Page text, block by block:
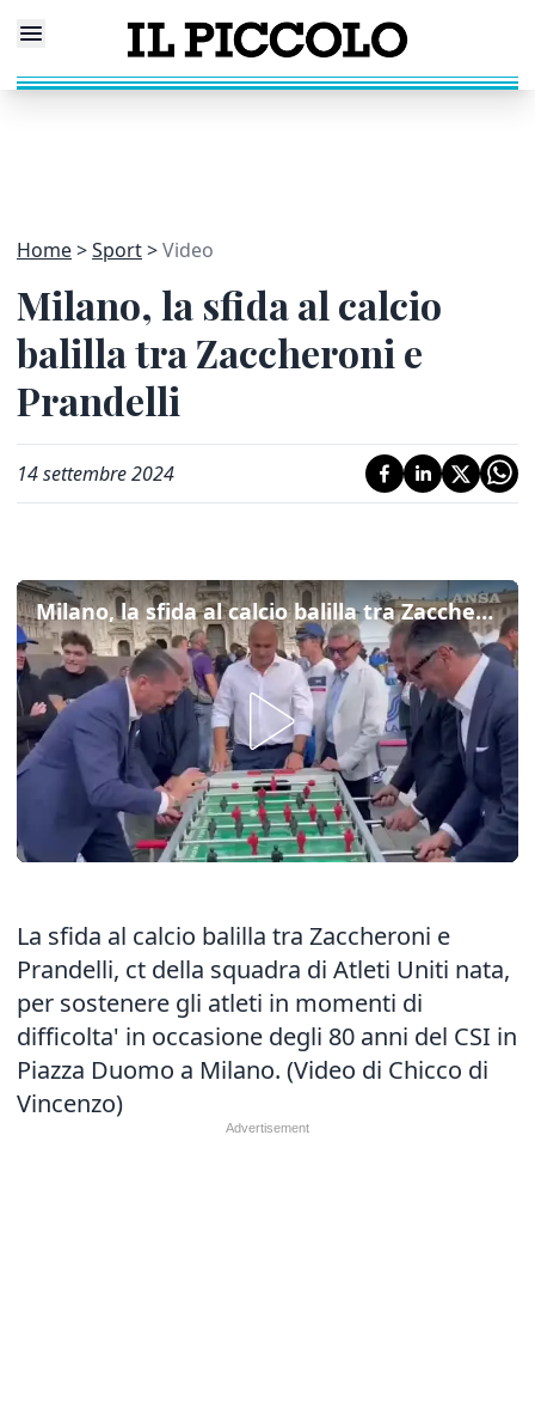
Home Sport Video
Milano, la sfida al calcio
balilla tra Zaccheroni e
Prandelli
14 settembre 2024
Milano, la sfida al calcio balilla tra Zaccheroni e Prandelli
La sfida al calcio balilla tra Zaccheroni e
Prandelli, ct della squadra di Atleti Uniti nata,
per sostenere gli atleti in momenti di
difficolta' in occasione degli 80 anni del CSI in
Piazza Duomo a Milano. (Video di Chicco di
Vincenzo)